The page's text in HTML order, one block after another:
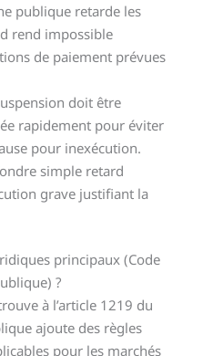
publique retarde les
rend impossible
de paiement prévues
doit être
rapidement pour éviter
pour inexécution.
simple retard
grave justifiant la
principaux (Code
?
à l’article 1219 du
ajoute des règles
pour les marchés